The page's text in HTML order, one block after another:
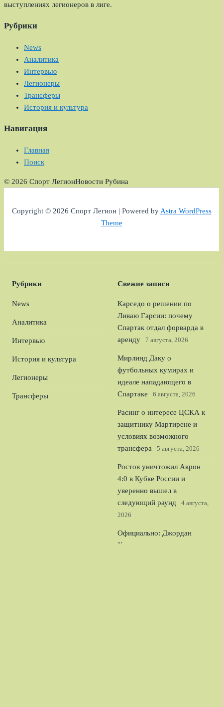
выступлениях легионеров в лиге.
Рубрики
News
Аналитика
Интервью
Легионеры
Трансферы
История и культура
Навигация
Главная
Поиск
© 2026 Спорт ЛегионНовости Рубина
Copyright © 2026 Спорт Легион | Powered byAstra WordPress
Theme
Рубрики
News
Аналитика
Интервью
История и культура
Легионеры
Трансферы
Свежие записи
Карседо о решении по
Ливаю Гарсии: почему
Спартак отдал форварда в
аренду
7 августа, 2026
Мирлинд Даку о
футбольных кумирах и
идеале нападающего в
Спартаке
6 августа, 2026
Расинг о интересе ЦСКА к
защитнику Мартирене и
условиях возможного
трансфера
5 августа, 2026
Ростов уничтожил Акрон
4:0 в Кубке России и
уверенно вышел в
следующий раунд
4 августа,
2026
Официально: Джордан
Хендерсон стал игроком